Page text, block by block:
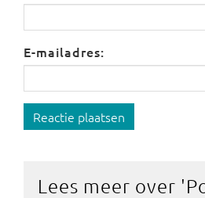
E-mailadres:
Reactie plaatsen
Lees meer over '